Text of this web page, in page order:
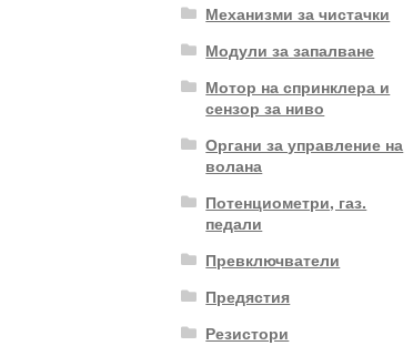
Механизми за чистачки
Модули за запалване
Мотор на спринклера и
сензор за ниво
Органи за управление на
волана
Потенциометри, газ.
педали
Превключватели
Предястия
Резистори